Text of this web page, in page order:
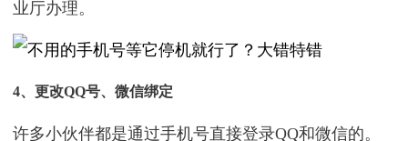
业厅办理。
4、更改QQ号、微信绑定
许多小伙伴都是通过手机号直接登录QQ和微信的。